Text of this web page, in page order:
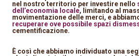
nel nostro territorio per investire nello
dell’economia locale, limitando al
movimentazione delle merci, e
recuperare ove possibile spazi
cementificazione.
È così che abbiamo individuato una